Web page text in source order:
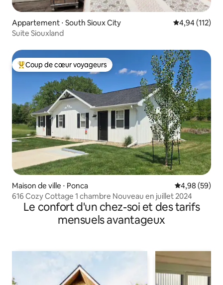
Appartement ⋅ South Sioux City Évaluation
4,94 (112)
Suite Siouxland
Coups de cœur voyageurs les plus appréciés
Coup de cœur voyageurs
Maison de ville ⋅ Ponca Évaluation
4,98 (59)
616 Cozy Cottage 1 chambre Nouveau en juillet 2024
Le confort d'un chez-soi et des tarifs
mensuels avantageux